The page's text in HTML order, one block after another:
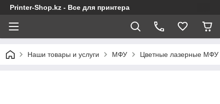
Printer-Shop.kz - Все для принтера
Наши товары и услуги МФУ Цветные лазерные МФУ